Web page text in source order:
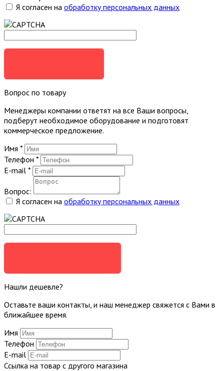
Я согласен на обработку персональных данных
Вопрос по товару
Менеджеры компании ответят на все Ваши вопросы,
подберут необходимое оборудование и подготовят
коммерческое предложение.
Имя *
Телефон *
E-mail *
Вопрос:
Я согласен на обработку персональных данных
Нашли дешевле?
Оставьте ваши контакты, и наш менеджер свяжется с Вами в
ближайшее время.
Имя
Телефон
E-mail
Ссылка на товар с другого магазина